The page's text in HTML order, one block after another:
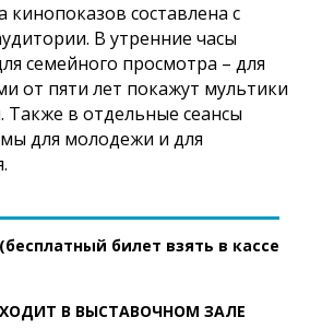
кинопоказов составлена с
В утренние часы
семейного просмотра – для
от пяти лет покажут мультики
Также в отдельные сеансы
для молодежи и для
билет взять в кассе
В ВЫСТАВОЧНОМ ЗАЛЕ